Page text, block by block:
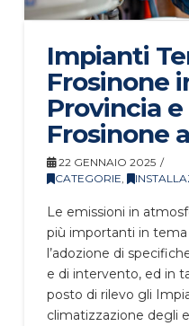
Impianti
Frosinone
Provincia
Frosinone
22 GENNAIO 2025
CATEGORIE
Le emissioni in
più importanti in
l’adozione di
e di intervento, ed in
posto di rilevo gli
climatizzazione degli